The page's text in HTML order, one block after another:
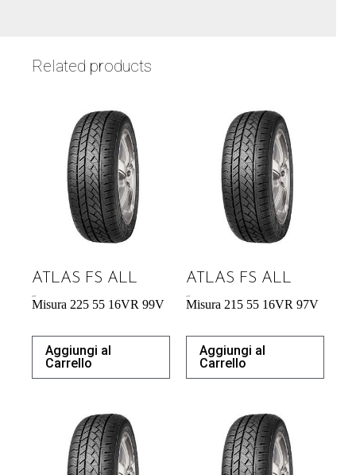
Related products
ATLAS FS ALL
Misura 225 55 16VR 99V
Aggiungi al
Carrello
ATLAS FS ALL
Misura 215 55 16VR 97V
Aggiungi al
Carrello